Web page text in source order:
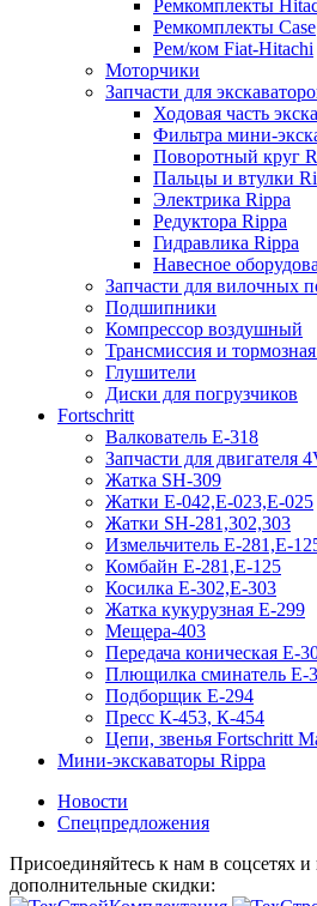
Ремкомплекты
Ремкомплекты Case
Рем/ком Fiat-Hitachi
Моторчики
Запчасти для
Ходовая часть
Фильтра мини-
Поворотный круг
Пальцы и втулки
Электрика Rippa
Редуктора Rippa
Гидравлика Rippa
Навесное
Запчасти для вилочных
Подшипники
Компрессор воздушный
Трансмиссия и
Глушители
Диски для погрузчиков
Fortschritt
Валкователь Е-318
Запчасти для двигателя
Жатка SH-309
Жатки Е-042,Е-023,Е-025
Жатки SH-281,302,303
Измельчитель Е-281,Е-
Комбайн Е-281,Е-125
Косилка Е-302,Е-303
Жатка кукурузная Е-299
Мещера-403
Передача коническая Е-
Плющилка сминатель Е-
Подборщик Е-294
Пресс К-453, К-454
Цепи, звенья Fortschritt
Мини-экскаваторы Rippa
Новости
Спецпредложения
Присоединяйтесь к нам в соцсетях и
дополнительные скидки: